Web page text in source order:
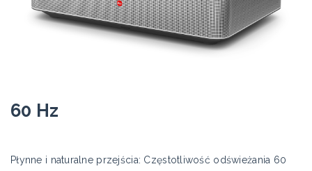
60 Hz
Płynne i naturalne przejścia: Częstotliwość odświeżania 60